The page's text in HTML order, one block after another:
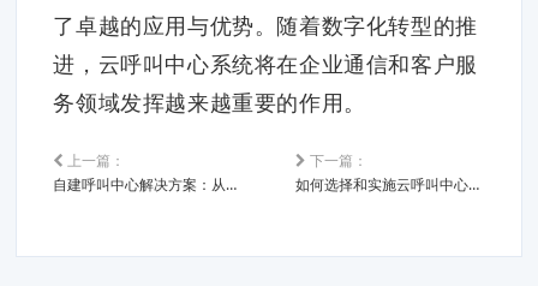
了卓越的应用与优势。随着数字化转型的推
进，云呼叫中心系统将在企业通信和客户服
务领域发挥越来越重要的作用。
上一篇：
自建呼叫中心解决方案：从规划到实施
下一篇：
如何选择和实施云呼叫中心系统：企业变革的助推器